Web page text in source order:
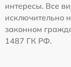
интересы. Все
исключительно
законном
1487 ГК РФ.